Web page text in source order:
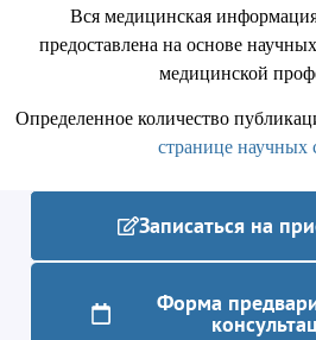
Вся медицинская
предоставлена ​​на основе
медицинской
Определенное количество
странице научных
Записаться на
Форма